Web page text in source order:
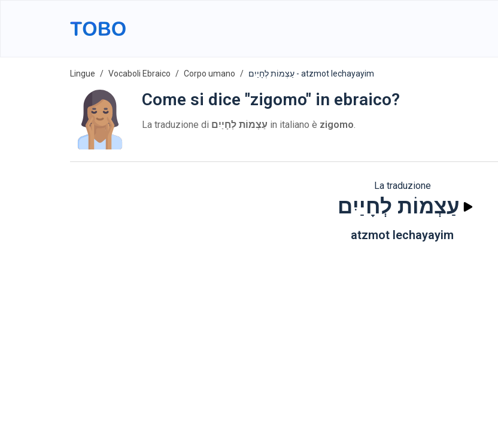
Lingue Vocaboli Ebraico Corpo umano עַצְמוֹת לְחָיַיִם - atzmot lechayayim
Come si dice "zigomo" in ebraico?
La traduzione di עַצְמוֹת לְחָיַיִם in italiano è zigomo.
La traduzione
עַצְמוֹת לְחָיַיִם
atzmot lechayayim